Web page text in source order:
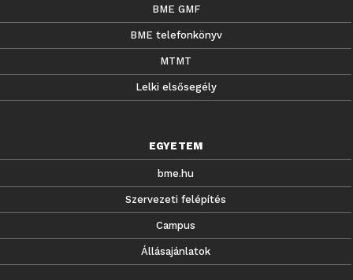
BME GMF
BME telefonkönyv
MTMT
Lelki elsősegély
EGYETEM
bme.hu
Szervezeti felépítés
Campus
Állásajánlatok